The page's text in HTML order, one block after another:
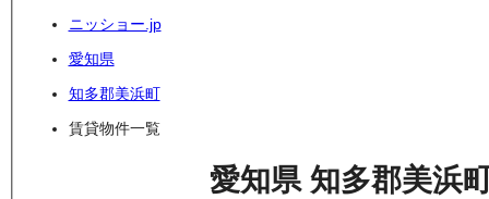
ニッショー.jp
愛知県
知多郡美浜町
賃貸物件一覧
愛知県 知多郡美浜